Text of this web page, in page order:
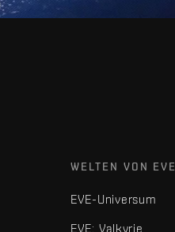
WELTEN VON EVE
EVE-Universum
EVE: Valkyrie